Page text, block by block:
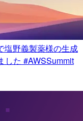
塩野義製薬様の生成
した #AWSSummit